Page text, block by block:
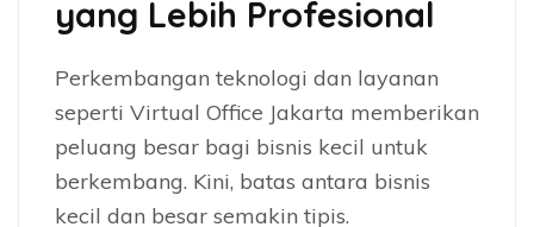
yang Lebih Profesional
Perkembangan teknologi dan layanan
seperti Virtual Office Jakarta memberikan
peluang besar bagi bisnis kecil untuk
berkembang. Kini, batas antara bisnis
kecil dan besar semakin tipis.